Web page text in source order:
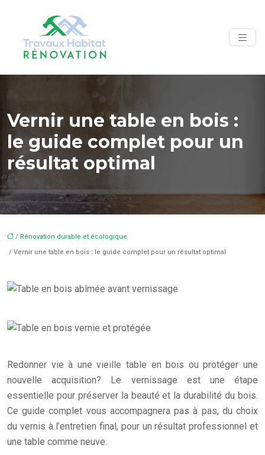
Vernir une table en bois :
le guide complet pour un
résultat optimal
/ Rénovation durable et écologique
/ Vernir une table en bois : le guide complet pour un résultat optimal
Redonner vie à une vieille table en bois ou protéger une
nouvelle acquisition? Le vernissage est une étape
essentielle pour préserver la beauté et la durabilité du bois.
Ce guide complet vous accompagnera pas à pas, du choix
du vernis à l’entretien final, pour un résultat professionnel et
une table comme neuve.